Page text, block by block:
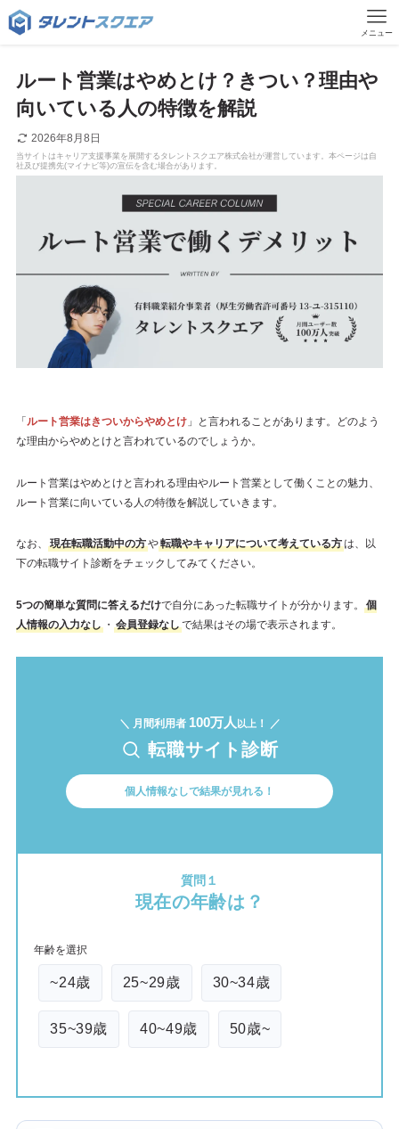
メニュー
ルート営業はやめとけ？きつい？理由や
向いている人の特徴を解説
2026年8月8日
「 ルート営業はきついからやめとけ」と言われることがあります。どのよう
な理由からやめとけと言われているのでしょうか。
ルート営業はやめとけと言われる理由やルート営業として働くことの魅力、
ルート営業に向いている人の特徴を解説していきます。
なお、 現在転職活動中の方や転職やキャリアについて考えている方は、以
下の転職サイト診断をチェックしてみてください。
5つの簡単な質問に答えるだけで自分にあった転職サイトが分かります。
個
人情報の入力なし・ 会員登録なしで結果はその場で表示されます。
＼ 月間利用者 100万人 以上！ ／
転職サイト診断
個人情報なしで結果が見れる！
質問１
現在の年齢は？
年齢を選択
~24歳 25~29歳 30~34歳
35~39歳 40~49歳 50歳~